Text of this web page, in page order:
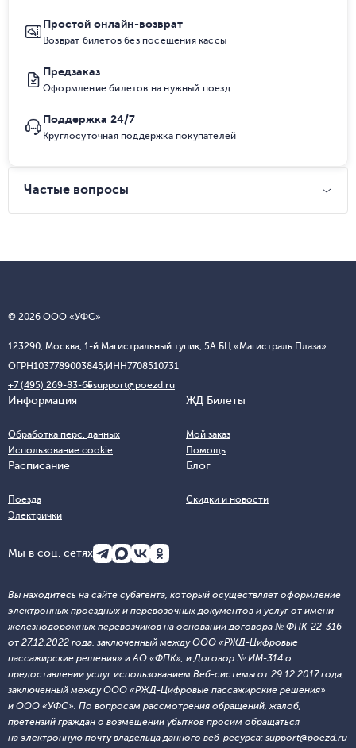
Простой онлайн-возврат
Возврат билетов без посещения кассы
Предзаказ
Оформление билетов на нужный поезд
Поддержка 24/7
Круглосуточная поддержка покупателей
Частые вопросы
© 2026 ООО «УФС»
123290, Москва, 1-й Магистральный тупик, 5А БЦ «Магистраль Плаза»
ОГРН1037789003845;ИНН7708510731
+7 (495) 269-83-65support@poezd.ru
Информация
Обработка перс. данных
Использование cookie
ЖД Билеты
Мой заказ
Помощь
Расписание
Поезда
Электрички
Блог
Скидки и новости
Мы в соц. сетях
Вы находитесь на сайте субагента, который осуществляет оформление
электронных проездных и перевозочных документов и услуг от имени
железнодорожных перевозчиков на основании договора № ФПК-22-316
от 27.12.2022 года, заключенный между ООО «РЖД-Цифровые
пассажирские решения» и АО «ФПК», и Договор № ИМ-314 о
предоставлении услуг использованием Веб-системы от 29.12.2017 года,
заключенный между ООО «РЖД-Цифровые пассажирские решения»
и ООО «УФС». По вопросам рассмотрения обращений, жалоб,
претензий граждан о возмещении убытков просим обращаться
на электронную почту владельца данного веб-ресурса: support@poezd.ru